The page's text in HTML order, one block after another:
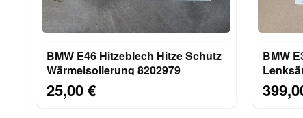
BMW E46 Hitzeblech Hitze Schutz
Wärmeisolierung 8202979
25,00 €
BMW E36 +